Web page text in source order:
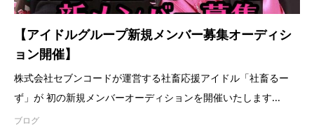
【アイドルグループ新規メンバー募集オーディシ
ョン開催】
株式会社セブンコードが運営する社畜応援アイドル「社畜るー
ず」が 初の新規メンバーオーディションを開催いたします...
ブログ